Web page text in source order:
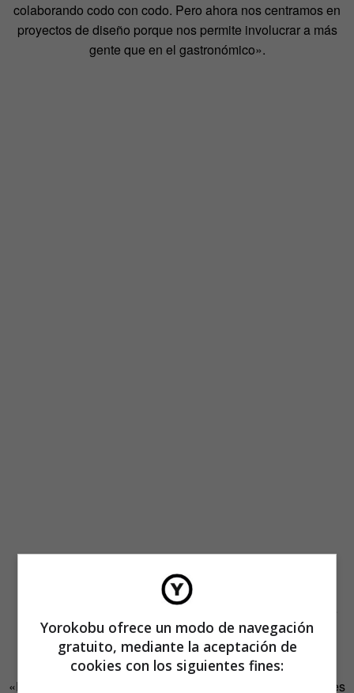
colaborando codo con codo. Pero ahora nos centramos en
proyectos de diseño porque nos permite involucrar a más
gente que en el gastronómico».
El proceso de selección de los expertos senior funciona
exactamente igual que en cualquier empresa. Entrega de
currículum y a esperar la llamada. Pero hay requisitos,
obviamente. La oferta se anuncia así:
«Para nuestro equipo estamos buscando personas mayores
Yorokobu ofrece un modo de navegación
gratuito, mediante la aceptación de
cookies con los siguientes fines: